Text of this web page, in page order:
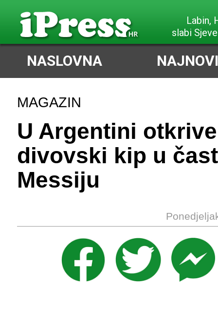
Labin,
slabi
NASLOVNA
MAGAZIN
U Argentini
divovski kip u
Messiju